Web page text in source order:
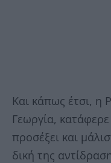
Και κάπως έτσι, η
Γεωργία,
προσέξει και
δική της